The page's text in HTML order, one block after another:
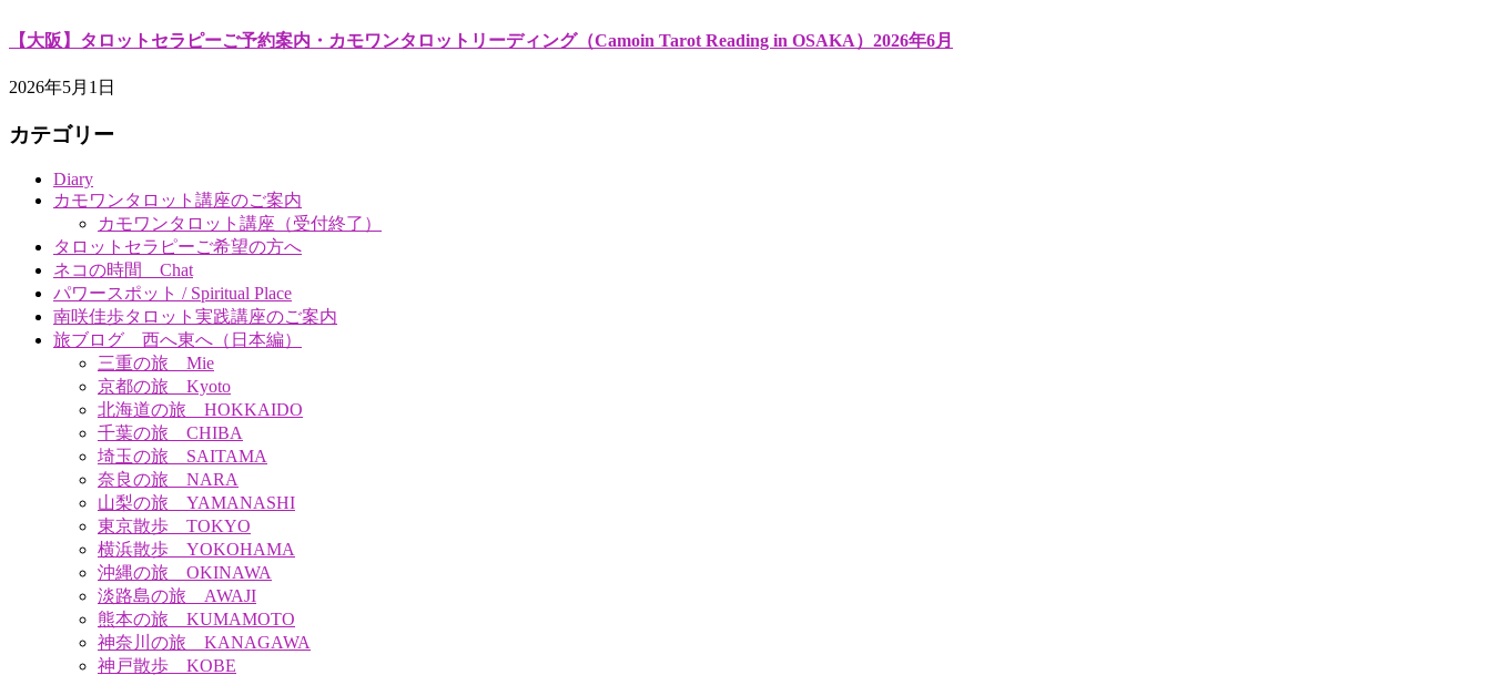
【大阪】タロットセラピーご予約案内・カモワンタロットリーディング（Camoin Tarot Reading in OSAKA）2026年6月
2026年5月1日
カテゴリー
Diary
カモワンタロット講座のご案内
カモワンタロット講座（受付終了）
タロットセラピーご希望の方へ
ネコの時間 Chat
パワースポット / Spiritual Place
南咲佳歩タロット実践講座のご案内
旅ブログ 西へ東へ（日本編）
三重の旅 Mie
京都の旅 Kyoto
北海道の旅 HOKKAIDO
千葉の旅 CHIBA
埼玉の旅 SAITAMA
奈良の旅 NARA
山梨の旅 YAMANASHI
東京散歩 TOKYO
横浜散歩 YOKOHAMA
沖縄の旅 OKINAWA
淡路島の旅 AWAJI
熊本の旅 KUMAMOTO
神奈川の旅 KANAGAWA
神戸散歩 KOBE